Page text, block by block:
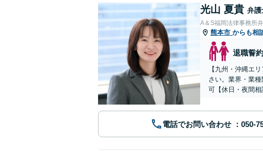
光山 夏貴 弁護
A＆S福岡法律事務所
熊本市 からも相
退職誓
【九州・沖縄エ
さい。業界・業
可【休日・夜間相
電話でお問い合わせ